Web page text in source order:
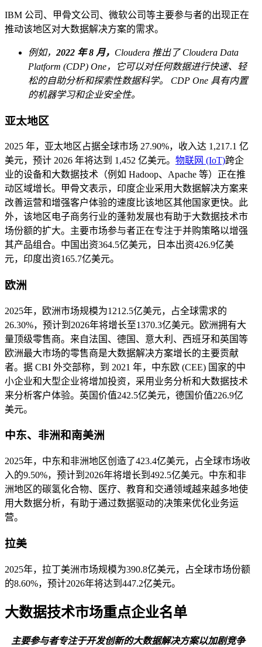
IBM 公司、甲骨文公司、微软公司等主要参与者的出现正在
推动该地区对大数据解决方案的需求。
例如， 2022 年 8 月， Cloudera 推出了 Cloudera Data
Platform (CDP) One，它可以对任何数据进行快速、轻
松的自助分析和探索性数据科学。 CDP One 具有内置
的机器学习和企业安全性。
亚太地区
2025 年，亚太地区占据全球市场 27.90%，收入达 1,217.1 亿
美元，预计 2026 年将达到 1,452 亿美元。 物联网 (IoT)跨企
业的设备和大数据技术（例如 Hadoop、Apache 等）正在推
动区域增长。甲骨文表示，印度企业采用大数据解决方案来
改善运营和增强客户体验的速度比该地区其他国家更快。此
外，该地区电子商务行业的蓬勃发展也有助于大数据技术市
场份额的扩大。主要市场参与者正在专注于并购策略以增强
其产品组合。中国出资364.5亿美元，日本出资426.9亿美
元，印度出资165.7亿美元。
欧洲
2025年，欧洲市场规模为1212.5亿美元，占全球需求的
26.30%，预计到2026年将增长至1370.3亿美元。欧洲拥有大
量顶级零售商。来自法国、德国、意大利、西班牙和英国等
欧洲最大市场的零售商是大数据解决方案增长的主要贡献
者。据 CBI 外交部称，到 2021 年，中东欧 (CEE) 国家的中
小企业和大型企业将增加投资，采用业务分析和大数据技术
来分析客户体验。英国价值242.5亿美元，德国价值226.9亿
美元。
中东、非洲和南美洲
2025年，中东和非洲地区创造了423.4亿美元，占全球市场收
入的9.50%，预计到2026年将增长到492.5亿美元。中东和非
洲地区的碳氢化合物、医疗、教育和交通领域越来越多地使
用大数据分析，有助于通过数据驱动的决策来优化业务运
营。
拉美
2025年，拉丁美洲市场规模为390.8亿美元，占全球市场份额
的8.60%，预计2026年将达到447.2亿美元。
大数据技术市场重点企业名单
主要参与者专注于开发创新的大数据解决方案以加剧竞争